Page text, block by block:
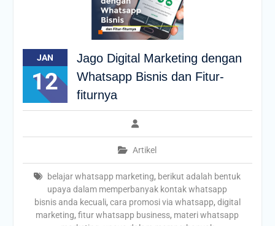
JAN
12
Jago Digital Marketing dengan
Whatsapp Bisnis dan Fitur-
fiturnya
Artikel
belajar whatsapp marketing, berikut adalah bentuk
upaya dalam memperbanyak kontak whatsapp
bisnis anda kecuali, cara promosi via whatsapp, digital
marketing,fitur whatsapp business, materi whatsapp